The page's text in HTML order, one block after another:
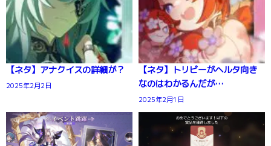
【ネタ】アナクイスの詳細が？
2025年2月2日
【ネタ】トリビーがヘルタ向き
なのはわかるんだが…
2025年2月1日